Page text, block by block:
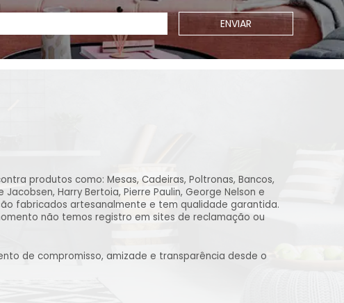
ENVIAR
produtos como: Mesas, Cadeiras, Poltronas, Bancos,
Harry Bertoia, Pierre Paulin, George Nelson e
fabricados artesanalmente e tem qualidade garantida.
não temos registro em sites de reclamação ou
de compromisso, amizade e transparência desde o